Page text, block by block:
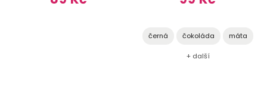
černá čokoláda máta
+ další